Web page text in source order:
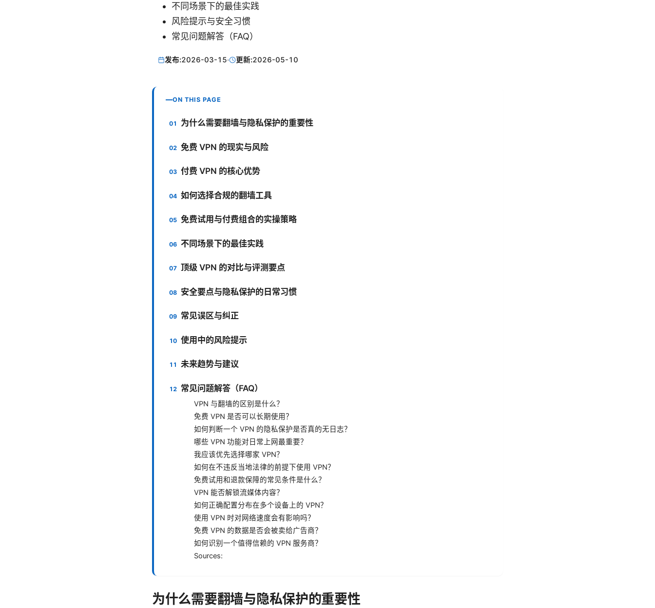
不同场景下的最佳实践
风险提示与安全习惯
常见问题解答（FAQ）
发布:2026-03-15· 更新:2026-05-10
ON THIS PAGE
为什么需要翻墙与隐私保护的重要性
免费 VPN 的现实与风险
付费 VPN 的核心优势
如何选择合规的翻墙工具
免费试用与付费组合的实操策略
不同场景下的最佳实践
顶级 VPN 的对比与评测要点
安全要点与隐私保护的日常习惯
常见误区与纠正
使用中的风险提示
未来趋势与建议
常见问题解答（FAQ）
VPN 与翻墙的区别是什么？
免费 VPN 是否可以长期使用？
如何判断一个 VPN 的隐私保护是否真的无日志？
哪些 VPN 功能对日常上网最重要？
我应该优先选择哪家 VPN？
如何在不违反当地法律的前提下使用 VPN？
免费试用和退款保障的常见条件是什么？
VPN 能否解锁流媒体内容？
如何正确配置分布在多个设备上的 VPN？
使用 VPN 时对网络速度会有影响吗？
免费 VPN 的数据是否会被卖给广告商？
如何识别一个值得信赖的 VPN 服务商？
Sources:
为什么需要翻墙与隐私保护的重要性